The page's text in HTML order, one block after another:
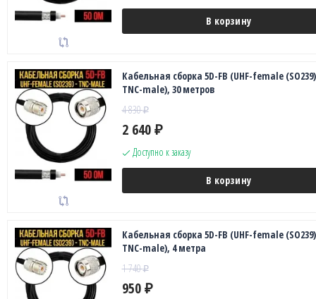
В корзину
Кабельная сборка 5D-FB (UHF-female
TNC-male), 30 метров
4 830₽
2 640 ₽
Доступно к заказу
В корзину
Кабельная сборка 5D-FB (UHF-female
TNC-male), 4 метра
1 740₽
950 ₽